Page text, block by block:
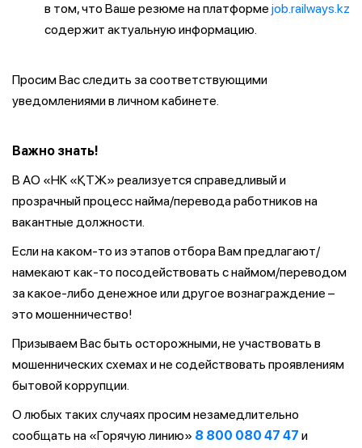
в том, что Ваше резюме на платформе job.railways.kz
содержит актуальную информацию.
Просим Вас следить за соответствующими
уведомлениями в личном кабинете.
Важно знать!
В АО «НК «ҚТЖ» реализуется справедливый и
прозрачный процесс найма/перевода работников на
вакантные должности.
Если на каком-то из этапов отбора Вам предлагают/
намекают как-то посодействовать с наймом/переводом
за какое-либо денежное или другое вознаграждение –
это мошенничество!
Призываем Вас быть осторожными, не участвовать в
мошеннических схемах и не содействовать проявлениям
бытовой коррупции.
О любых таких случаях просим незамедлительно
сообщать на «Горячую линию» 8 800 080 47 47 и